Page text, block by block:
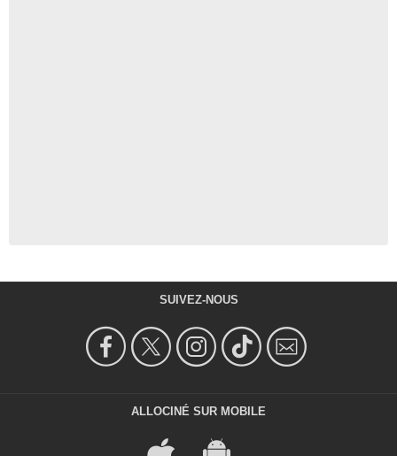
SUIVEZ-NOUS
ALLOCINÉ SUR MOBILE